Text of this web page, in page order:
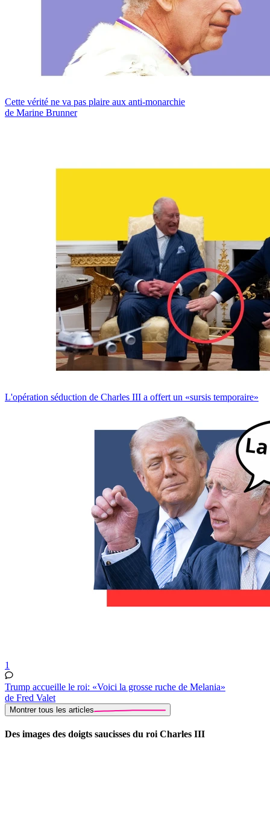
Cette vérité ne va pas plaire aux anti-monarchie
de Marine Brunner
L'opération séduction de Charles III a offert un «sursis temporaire»
1
Trump accueille le roi: «Voici la grosse ruche de Melania»
de Fred Valet
Montrer tous les articles
Des images des doigts saucisses du roi Charles III